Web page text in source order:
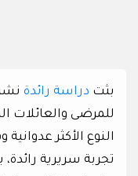
بثت دراسة رائدة
للمرضى والعائلات
النوع الأكثر
تجربة سريرية رائدة،